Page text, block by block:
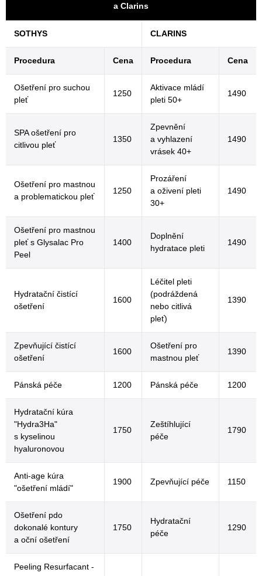
a Clarins
SOTHYS CLARINS
Procedura Cena Procedura Cena
Ošetření pro suchou
pleť
1250
Aktivace mládí
pleti 50+
1490
SPA ošetření pro
citlivou pleť
1350
Zpevnění
a vyhlazení
vrásek 40+
1490
Ošetření pro mastnou
a problematickou pleť
1250
Prozáření
a oživení pleti
30+
1490
Ošetření pro mastnou
pleť s Glysalac Pro
Peel
1400
Doplnění
hydratace pleti
1490
Hydratační čistící
ošetření
1600
Léčitel pleti
(podráždená
nebo citlivá
pleť)
1390
Zpevňující čistící
ošetření
1600
Ošetření pro
mastnou pleť
1390
Pánská péče 1200 Pánská péče 1200
Hydratační kúra
"Hydra3Ha"
s kyselinou
hyaluronovou
1750
Zeštíhlující
péče
1790
Anti-age kúra
"ošetření mládí"
1900 Zpevňující péče 1150
Ošetření pdo
dokonalé kontury
a oční ošetření
1750
Hydratační
péče
1290
Peeling Resurfacant -